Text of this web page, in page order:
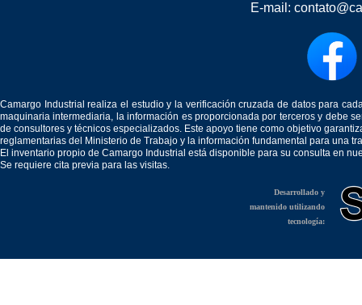
E-mail:
Camargo Industrial realiza el estudio y la verificación cruzada de datos para
maquinaria intermediaria, la información es proporcionada por terceros y debe
de consultores y técnicos especializados. Este apoyo tiene como objetivo
reglamentarias del Ministerio de Trabajo y la información fundamental para una
El inventario propio de Camargo Industrial está disponible para su consulta en
Se requiere cita previa para las visitas.
Desarrollado y
mantenido utilizando
tecnología: